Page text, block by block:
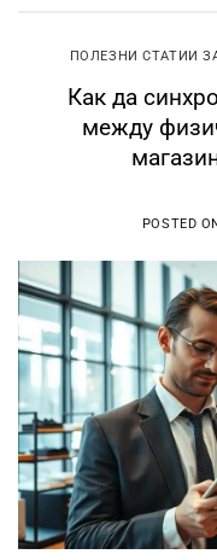
ПОЛЕЗНИ СТАТИИ
Как да
между
POSTED